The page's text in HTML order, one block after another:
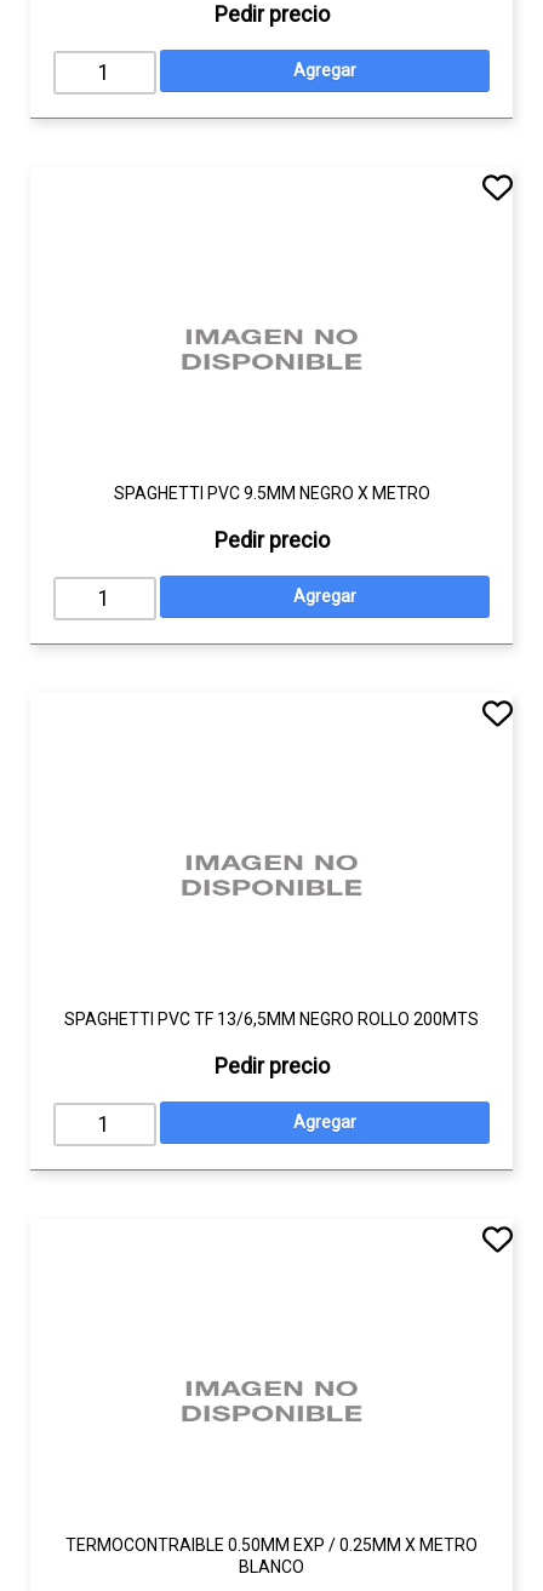
Pedir precio
SPAGHETTI PVC 9.5MM NEGRO X METRO
Pedir precio
SPAGHETTI PVC TF 13/6,5MM NEGRO ROLLO 200MTS
Pedir precio
TERMOCONTRAIBLE 0.50MM EXP / 0.25MM X METRO
BLANCO